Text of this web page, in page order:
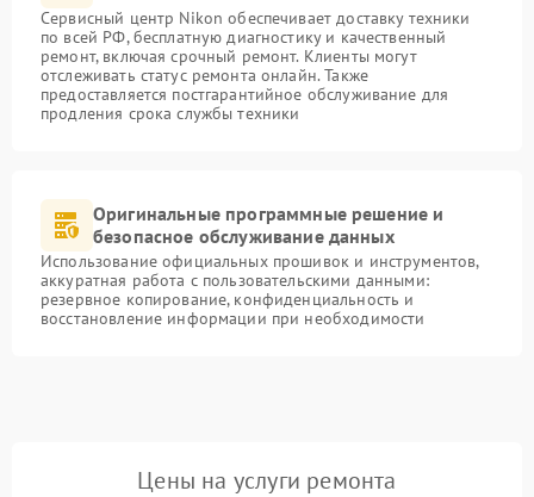
Сервисный центр Nikon обеспечивает доставку техники
по всей РФ, бесплатную диагностику и качественный
ремонт, включая срочный ремонт. Клиенты могут
отслеживать статус ремонта онлайн. Также
предоставляется постгарантийное обслуживание для
продления срока службы техники
Оригинальные программные решение и
безопасное обслуживание данных
Использование официальных прошивок и инструментов,
аккуратная работа с пользовательскими данными:
резервное копирование, конфиденциальность и
восстановление информации при необходимости
Цены на услуги ремонта